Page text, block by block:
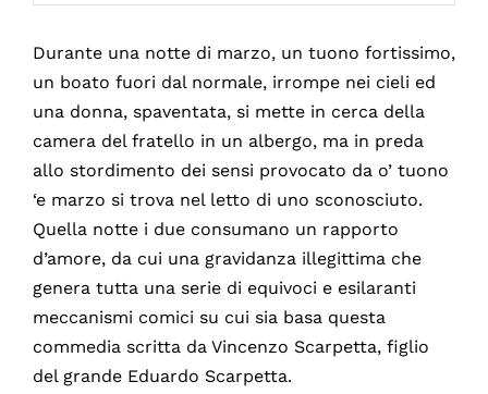
Durante una notte di marzo, un tuono fortissimo,
un boato fuori dal normale, irrompe nei cieli ed
una donna, spaventata, si mette in cerca della
camera del fratello in un albergo, ma in preda
allo stordimento dei sensi provocato da o’ tuono
‘e marzo si trova nel letto di uno sconosciuto.
Quella notte i due consumano un rapporto
d’amore, da cui una gravidanza illegittima che
genera tutta una serie di equivoci e esilaranti
meccanismi comici su cui sia basa questa
commedia scritta da Vincenzo Scarpetta, figlio
del grande Eduardo Scarpetta.